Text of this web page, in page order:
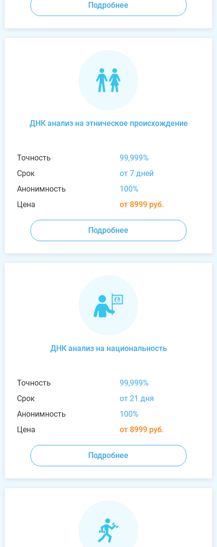
Подробнее
ДНК анализ на этническое происхождение
Точность
99,999%
Срок
от 7 дней
Анонимность
100%
Цена
от 8999 руб.
Подробнее
ДНК анализ на национальность
Точность
99,999%
Срок
от 21 дня
Анонимность
100%
Цена
от 8999 руб.
Подробнее